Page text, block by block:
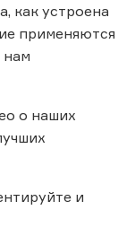
как устроена
применяются
нам
о наших
и